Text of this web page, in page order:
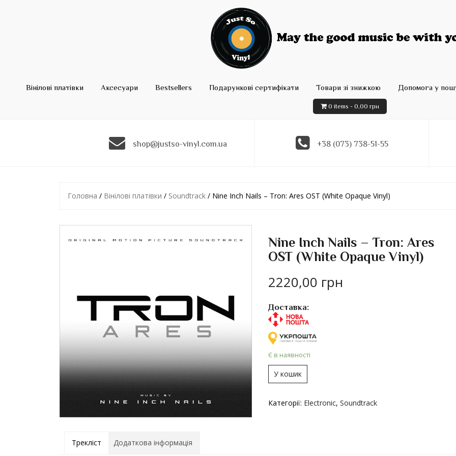
Вінілові платівки Аксесуари Bestsellers Подарункові сертифікати Товари зі знижкою Допомога у
0 items - 0,00 грн
shop@justso-vinyl.com.ua +38 (073) 738-51-55
Головна / Вінілові платівки / Soundtrack / Nine Inch Nails – Tron: Ares OST (White Opaque Vinyl)
Nine Inch Nails – Tron: Ares
OST (White Opaque Vinyl)
2220,00 грн
Доставка:
Є в наявності
У кошик
Категорії: Electronic, Soundtrack
Трекліст Додаткова інформація